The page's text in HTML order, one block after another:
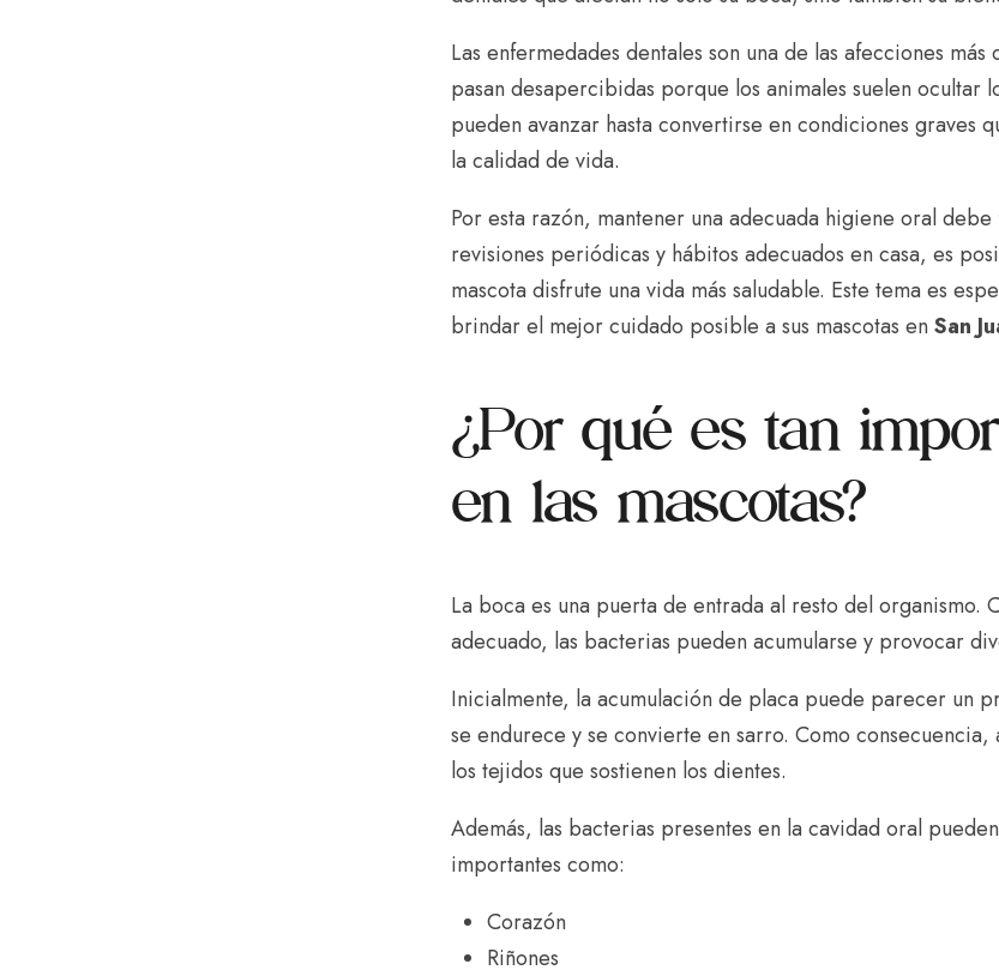
Las enfermedades dentales son una de las afecciones
pasan desapercibidas porque los animales suelen ocultar
pueden avanzar hasta convertirse en condiciones graves
la calidad de vida.
Por esta razón, mantener una adecuada higiene oral
revisiones periódicas y hábitos adecuados en casa, es
mascota disfrute una vida más saludable. Este tema es
brindar el mejor cuidado posible a sus mascotas en San
¿Por qué es tan
en las mascotas?
La boca es una puerta de entrada al resto del organismo.
adecuado, las bacterias pueden acumularse y provocar
Inicialmente, la acumulación de placa puede parecer un
se endurece y se convierte en sarro. Como
los tejidos que sostienen los dientes.
Además, las bacterias presentes en la cavidad oral
importantes como:
Corazón
Riñones